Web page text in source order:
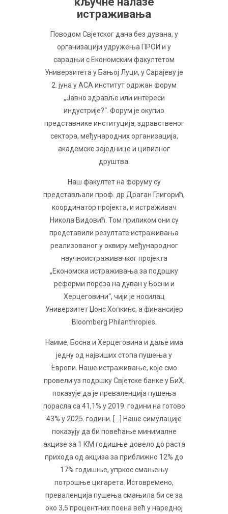
истраживања
Поводом Свјетског дана без дувана, у
организацији удружења ПРОИ и у
сарадњи с Економским факултетом
Универзитета у Бањој Луци, у Сарајеву је
2. јуна у АСА институт одржан форум
„Јавно здравље или интереси
индустрије?“. Форум је окупио
представнике институција, здравственог
сектора, међународних организација,
академске заједнице и цивилног
друштва.
Наш факултет на форуму су
представљали проф. др Драган Глигорић,
координатор пројекта, и истраживач
Никола Видовић. Том приликом они су
представили резултате истраживања
реализованог у оквиру међународног
научноистраживачког пројекта
„Економска истраживања за подршку
реформи пореза на дуван у Босни и
Херцеговини“, чији је носилац
Универзитет Џонс Хопкинс, а финансијер
Bloomberg Philanthropies.
Наиме, Босна и Херцеговина и даље има
једну од највиших стопа пушења у
Европи. Наше истраживање, које смо
провели уз подршку Свјетске банке у БиХ,
показује да је преваленција пушења
порасла са 41,1% у 2019. години на готово
43% у 2025. години. [...] Наше симулације
показују да би повећање минималне
акцизе за 1 КМ годишње довело до раста
прихода од акциза за приближно 12% до
17% годишње, упркос смањењу
потрошње цигарета. Истовремено,
преваленција пушења смањила би се за
око 3,5 процентних поена већ у наредној